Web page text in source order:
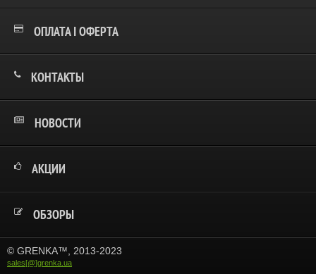
ОПЛАТА І ОФЕРТА
КОНТАКТЫ
НОВОСТИ
АКЦИИ
ОБЗОРЫ
© GRENKA™, 2013-2023
sales[@]grenka.ua